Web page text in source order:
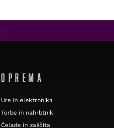
OPREMA
Ure in elektronika
Torbe in nahrbtniki
Čelade in zaščita